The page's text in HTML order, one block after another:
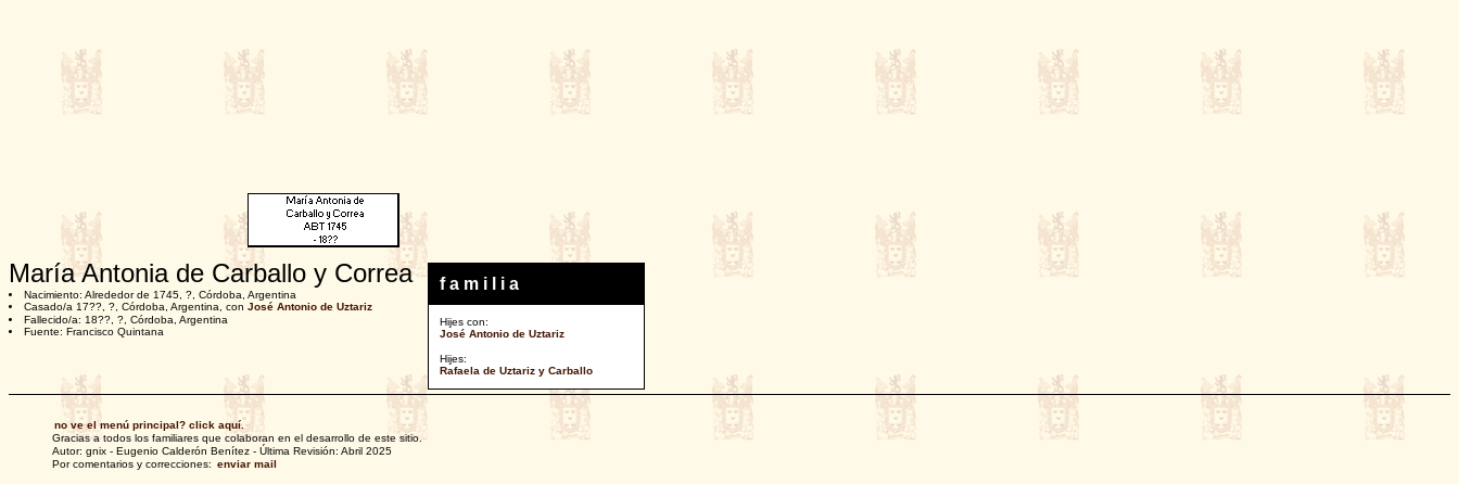
f a m i l i a
Hijes con:
José Antonio de Uztariz
Hijes:
Rafaela de Uztariz y Carballo
María Antonia de Carballo y Correa
Nacimiento: Alrededor de 1745, ?, Córdoba, Argentina
Casado/a 17??, ?, Córdoba, Argentina, con José Antonio de Uztariz
Fallecido/a: 18??, ?, Córdoba, Argentina
Fuente: Francisco Quintana
no ve el menú principal? click aquí.
Gracias a todos los familiares que colaboran en el desarrollo de este sitio.
Autor: gnix - Eugenio Calderón Benítez - Última Revisión: Abril 2025
Por comentarios y correcciones: enviar mail